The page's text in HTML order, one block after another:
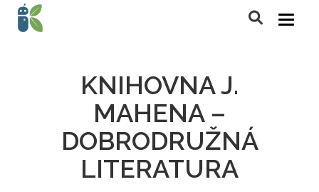
KNIHOVNA J.
MAHENA –
DOBRODRUŽNÁ
LITERATURA